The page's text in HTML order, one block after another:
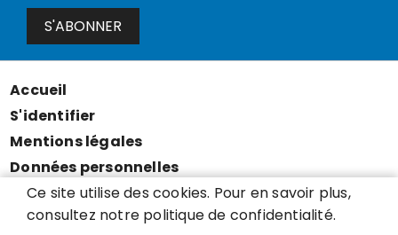
S'ABONNER
Menu
Pied
de
page
Accueil
S'identifier
Mentions légales
Données personnelles
Accessibilité : partiellement conforme
Cookies
Ce site utilise des cookies. Pour en savoir plus,
consultez notre politique de confidentialité.